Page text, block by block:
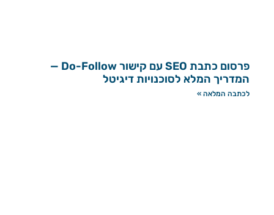
פרסום כתבת SEO עם קישור Do-Follow —
המדריך המלא לסוכנויות דיגיטל
לכתבה המלאה »